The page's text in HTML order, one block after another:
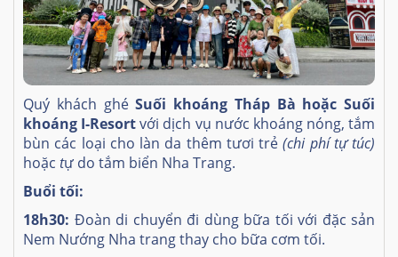
Quý khách ghéSuối khoáng Tháp Bà hoặc Suối
khoáng I-Resortvới dịch vụ nước khoáng nóng, tắm
bùn các loại cho làn da thêm tươi trẻ(chi phí tự túc)
hoặc tự do tắm biển Nha Trang.
Buổi tối:
18h30: Đoàn di chuyển đi dùng bữa tối với đặc sản
Nem Nướng Nha trang thay cho bữa cơm tối.